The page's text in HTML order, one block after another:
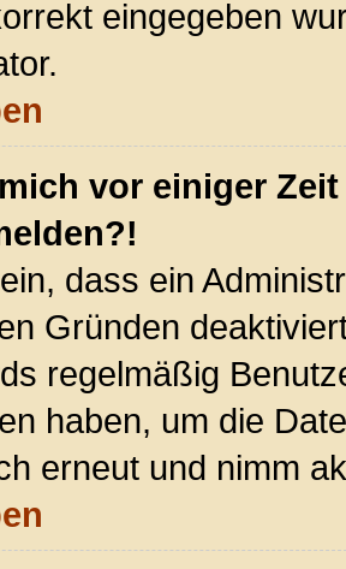
eingegeben
vor einiger
dass ein
Gründen
regelmäßig
haben, um die
erneut und nimm